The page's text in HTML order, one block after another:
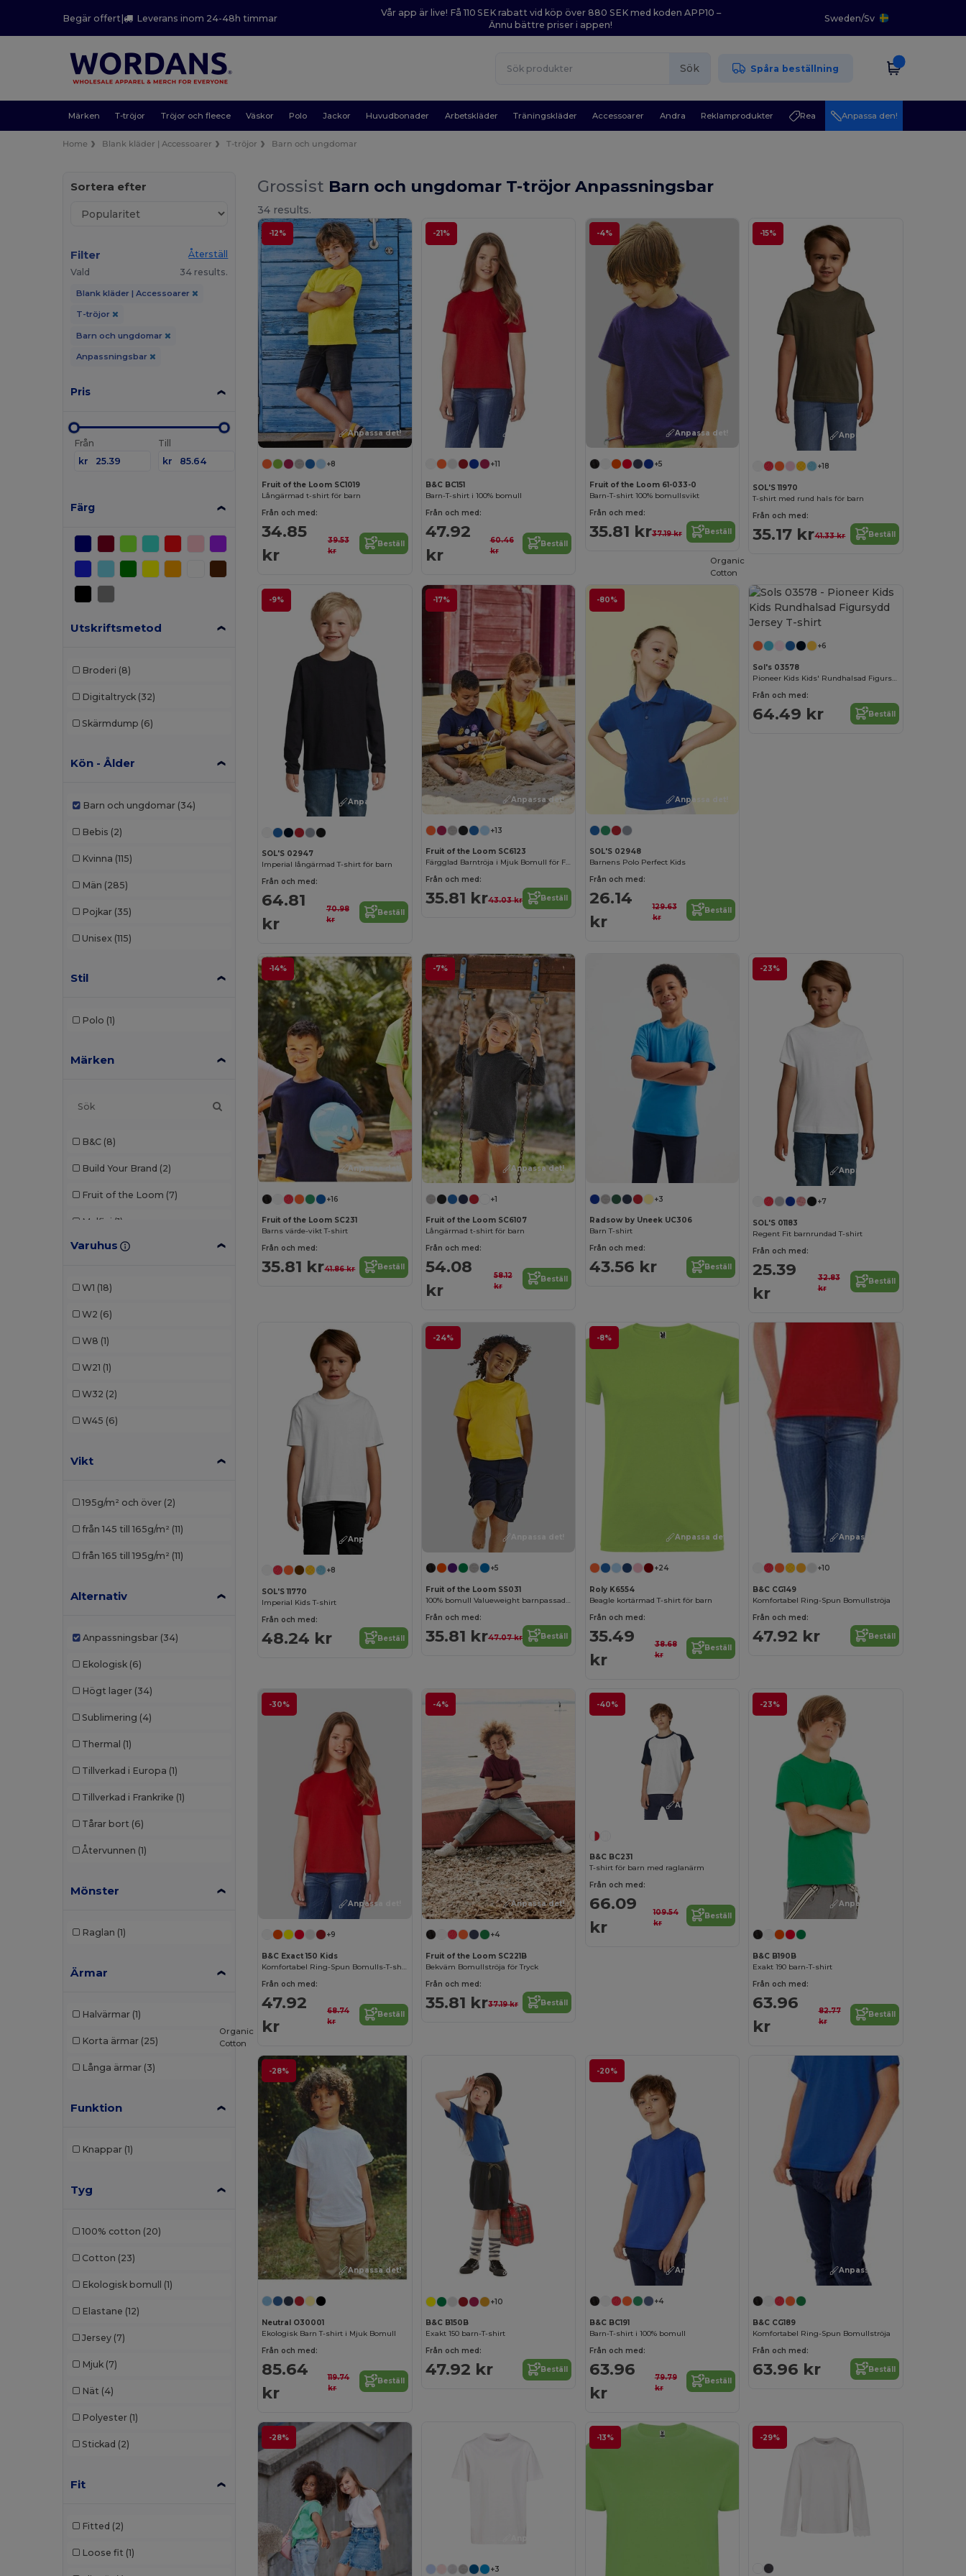
Begär offert| Leverans inom 24-48h timmar
Vår app är live! Få 110 SEK rabatt vid köp över 880 SEK med koden APP10 –
Ännu bättre priser i appen!
Sweden/Sv
Sök Spåra beställning
Märken T-tröjor Tröjor och fleece Väskor Polo Jackor Huvudbonader Arbetskläder Träningskläder Accessoarer Andra Reklamprodukter Rea Anpassa den!
Home Blank kläder | Accessoarer T-tröjor Barn och ungdomar
Sortera efter
Filter
Återställ
Vald
34 results.
Blank kläder | Accessoarer
T-tröjor
Barn och ungdomar
Anpassningsbar
Pris
Från
kr
Till
kr
Färg
Utskriftsmetod
Broderi (8)
Digitaltryck (32)
Skärmdump (6)
Kön - Ålder
Barn och ungdomar (34)
Bebis (2)
Kvinna (115)
Män (285)
Pojkar (35)
Unisex (115)
Stil
Polo (1)
Märken
B&C (8)
Build Your Brand (2)
Fruit of the Loom (7)
Malfini (1)
Neutral (1)
Varuhus
W1 (18)
W2 (6)
W8 (1)
W21 (1)
W32 (2)
W45 (6)
Vikt
195g/m² och över (2)
från 145 till 165g/m² (11)
från 165 till 195g/m² (11)
Alternativ
Anpassningsbar (34)
Ekologisk (6)
Högt lager (34)
Sublimering (4)
Thermal (1)
Tillverkad i Europa (1)
Tillverkad i Frankrike (1)
Tårar bort (6)
Återvunnen (1)
Mönster
Raglan (1)
Ärmar
Halvärmar (1)
Korta ärmar (25)
Långa ärmar (3)
Funktion
Knappar (1)
Tyg
100% cotton (20)
Cotton (23)
Ekologisk bomull (1)
Elastane (12)
Jersey (7)
Mjuk (7)
Nät (4)
Polyester (1)
Stickad (2)
Fit
Fitted (2)
Loose fit (1)
Grossist Barn och ungdomar T-tröjor Anpassningsbar
34 results.
-12%
Anpassa det!
+8
Fruit of the Loom SC1019
Långärmad t-shirt för barn
Från och med:
34.85
kr
39.53
kr
Beställ
-21%
+11
B&C BC151
Barn-T-shirt i 100% bomull
Från och med:
47.92
kr
60.46
kr
Beställ
-4%
Anpassa det!
+5
Fruit of the Loom 61-033-0
Barn-T-shirt 100% bomullsvikt
Från och med:
35.81 kr37.19 kr Beställ
-15%
Anpassa det!
+18
SOL'S 11970
T-shirt med rund hals för barn
Från och med:
35.17 kr41.33 kr Beställ
-9%
Anpassa det!
SOL'S 02947
Imperial långärmad T-shirt för barn
Från och med:
64.81
kr
70.98
kr
Beställ
-17%
Anpassa det!
+13
Fruit of the Loom SC6123
Färgglad Barntröja i Mjuk Bomull för Flickor
Från och med:
35.81 kr43.03 kr Beställ
-80%
Anpassa det!
SOL'S 02948
Barnens Polo Perfect Kids
Från och med:
26.14
kr
129.63
kr
Beställ
Organic
Cotton
Anpassa det!
+6
Sol's 03578
Pioneer Kids Kids' Rundhalsad Figursydd Jersey T-shirt
Från och med:
64.49 kr Beställ
-14%
Anpassa det!
+16
Fruit of the Loom SC231
Barns värde-vikt T-shirt
Från och med:
35.81 kr41.86 kr Beställ
-7%
Anpassa det!
+1
Fruit of the Loom SC6107
Långärmad t-shirt för barn
Från och med:
54.08
kr
58.12
kr
Beställ
+3
Radsow by Uneek UC306
Barn T-shirt
Från och med:
43.56 kr Beställ
-23%
Anpassa det!
+7
SOL'S 01183
Regent Fit barnrundad T-shirt
Från och med:
25.39
kr
32.83
kr
Beställ
Anpassa det!
+8
SOL'S 11770
Imperial Kids T-shirt
Från och med:
48.24 kr Beställ
-24%
+5
Fruit of the Loom SS031
100% bomull Valueweight barnpassad T-shirt
Från och med:
35.81 kr47.07 kr Beställ
-8%
Anpassa det!
+24
Roly K6554
Beagle kortärmad T-shirt för barn
Från och med:
35.49
kr
38.68
kr
Beställ
Anpassa det!
+10
B&C CG149
Komfortabel Ring-Spun Bomullströja
Från och med:
47.92 kr Beställ
-30%
Anpassa det!
+9
B&C Exact 150 Kids
Från och med:
47.92
kr
68.74
kr
Beställ
-4%
Anpassa det!
+4
Fruit of the Loom SC221B
Bekväm Bomullströja för Tryck
Från och med:
35.81 kr37.19 kr Beställ
-40%
Anpassa det!
B&C BC231
T-shirt för barn med raglanärm
Från och med:
66.09
kr
109.54
kr
Beställ
-23%
Anpassa det!
B&C B190B
Exakt 190 barn-T-shirt
Från och med:
63.96
kr
82.77
kr
Beställ
-28%
Organic
Cotton
Anpassa det!
Neutral O30001
Ekologisk Barn T-shirt i Mjuk Bomull
Från och med:
85.64
kr
119.74
kr
Beställ
+10
B&C B150B
Exakt 150 barn-T-shirt
Från och med:
47.92 kr Beställ
-20%
Anpassa det!
+4
B&C BC191
Barn-T-shirt i 100% bomull
Från och med:
63.96
kr
79.79
kr
Beställ
Anpassa det!
B&C CG189
Komfortabel Ring-Spun Bomullströja
Från och med:
63.96 kr Beställ
-28%
Anpassa det!
+3
-13% -29%